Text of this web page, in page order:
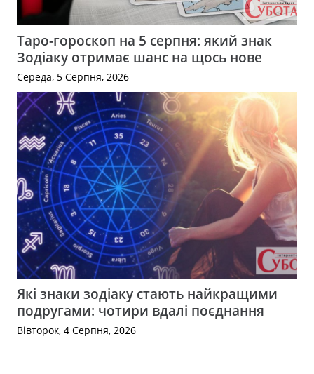
Таро-гороскоп на 5 серпня: який знак
Зодіаку отримає шанс на щось нове
Середа, 5 Серпня, 2026
Які знаки зодіаку стають найкращими
подругами: чотири вдалі поєднання
Вівторок, 4 Серпня, 2026